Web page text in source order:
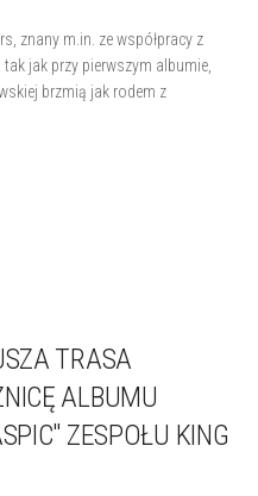
znany m.in. ze współpracy z
jak przy pierwszym albumie,
brzmią jak rodem z
TRASA
ALBUMU
ZESPOŁU KING